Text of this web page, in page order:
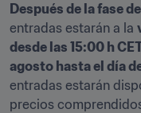
Después de la fase
entradas estarán a la
desde las 15:00 h
agosto hasta el día
entradas estarán
precios